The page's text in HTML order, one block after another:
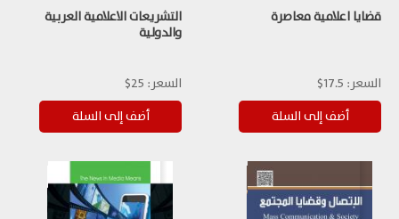
قضايا اعلامية معاصرة
السعر: 17.5$
التشريعات الاعلامية العربية
والدولية
السعر: 25$